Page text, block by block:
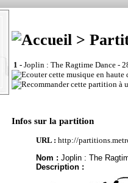
>
1 - Joplin : The Ragtime Dance -
Infos sur la partition
URL : http://
Nom : Joplin : The
Description :